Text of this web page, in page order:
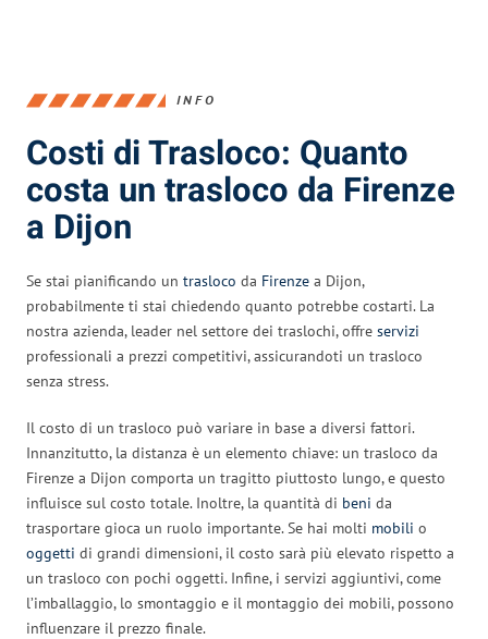
INFO
Costi di Trasloco: Quanto
costa un trasloco da Firenze
a Dijon
Se stai pianificando un trasloco da Firenze a Dijon,
probabilmente ti stai chiedendo quanto potrebbe costarti. La
nostra azienda, leader nel settore dei traslochi, offre servizi
professionali a prezzi competitivi, assicurandoti un trasloco
senza stress.
Il costo di un trasloco può variare in base a diversi fattori.
Innanzitutto, la distanza è un elemento chiave: un trasloco da
Firenze a Dijon comporta un tragitto piuttosto lungo, e questo
influisce sul costo totale. Inoltre, la quantità di beni da
trasportare gioca un ruolo importante. Se hai molti mobili o
oggetti di grandi dimensioni, il costo sarà più elevato rispetto a
un trasloco con pochi oggetti. Infine, i servizi aggiuntivi, come
l’imballaggio, lo smontaggio e il montaggio dei mobili, possono
influenzare il prezzo finale.